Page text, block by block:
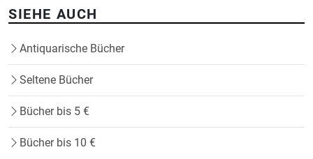
SIEHE AUCH
Antiquarische Bücher
Seltene Bücher
Bücher bis 5 €
Bücher bis 10 €